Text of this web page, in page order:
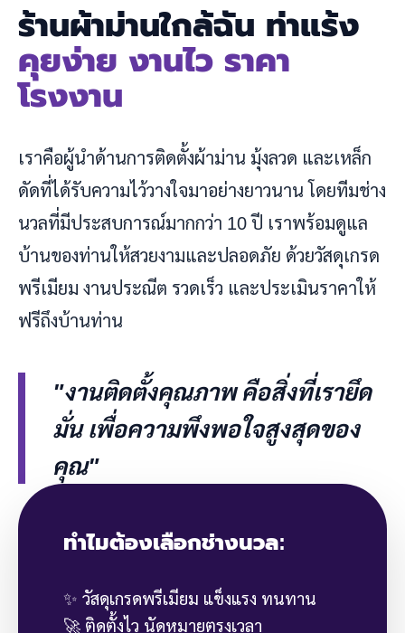
ร้านผ้าม่านใกล้ฉัน ท่าแร้ง
คุยง่าย งานไว ราคา
โรงงาน
เราคือผู้นำด้านการติดตั้งผ้าม่าน มุ้งลวด และเหล็ก
ดัดที่ได้รับความไว้วางใจมาอย่างยาวนาน โดยทีมช่าง
นวลที่มีประสบการณ์มากกว่า 10 ปี เราพร้อมดูแล
บ้านของท่านให้สวยงามและปลอดภัย ด้วยวัสดุเกรด
พรีเมียม งานประณีต รวดเร็ว และประเมินราคาให้
ฟรีถึงบ้านท่าน
"งานติดตั้งคุณภาพ คือสิ่งที่เรายึด
มั่น เพื่อความพึงพอใจสูงสุดของ
คุณ"
ทำไมต้องเลือกช่างนวล:
✨ วัสดุเกรดพรีเมียม แข็งแรง ทนทาน
🚀 ติดตั้งไว นัดหมายตรงเวลา